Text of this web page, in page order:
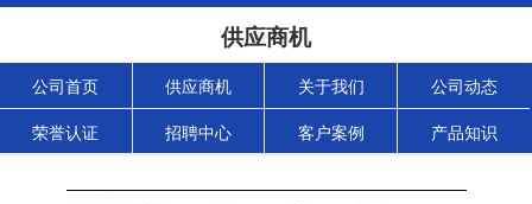
供应商机
公司首页 供应商机 关于我们 公司动态
荣誉认证 招聘中心 客户案例 产品知识